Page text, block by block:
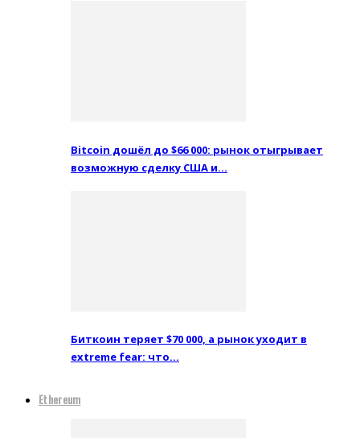
Bitcoin дошёл до $66 000: рынок отыгрывает
возможную сделку США и…
Биткоин теряет $70 000, а рынок уходит в
extreme fear: что…
Ethereum